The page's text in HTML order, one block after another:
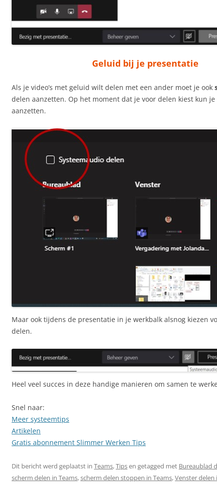
Geluid bij je presentatie
Als je video’s met geluid wilt delen met een ander moet je ook
delen aanzetten. Op het moment dat je voor delen kiest kun
aanzetten.
Maar ook tijdens de presentatie in je werkbalk alsnog kiezen
delen.
Heel veel succes in deze handige manieren om samen te
Snel naar:
Meer systeemtips
Artikelen
Gratis abonnement Slimmer Werken Tips
Dit bericht werd geplaatst in Teams,Tipsen getagged met Bureaublad
scherm delen in Teams,scherm delen stoppen in Teams,Venster delen